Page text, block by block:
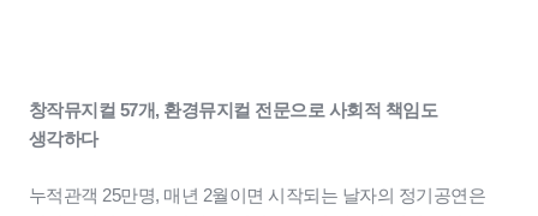
창작뮤지컬 57개, 환경뮤지컬 전문으로 사회적 책임도
생각하다
누적관객 25만명, 매년 2월이면 시작되는 날자의 정기공연은